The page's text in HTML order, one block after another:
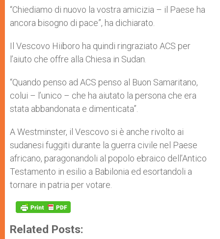
“Chiediamo di nuovo la vostra amicizia – il Paese ha
ancora bisogno di pace”, ha dichiarato.
Il Vescovo Hiiboro ha quindi ringraziato ACS per
l’aiuto che offre alla Chiesa in Sudan.
“Quando penso ad ACS penso al Buon Samaritano,
colui – l’unico – che ha aiutato la persona che era
stata abbandonata e dimenticata”.
A Westminster, il Vescovo si è anche rivolto ai
sudanesi fuggiti durante la guerra civile nel Paese
africano, paragonandoli al popolo ebraico dell’Antico
Testamento in esilio a Babilonia ed esortandoli a
tornare in patria per votare.
Related Posts: